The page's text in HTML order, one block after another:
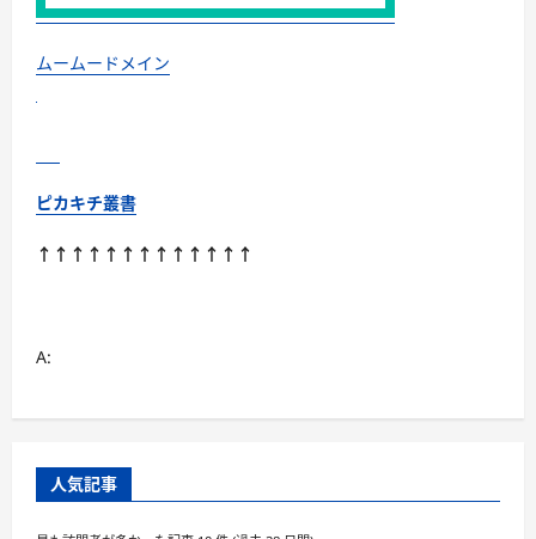
ムームードメイン
ピカキチ叢書
↑↑↑↑↑↑↑↑↑↑↑↑↑
A:
人気記事